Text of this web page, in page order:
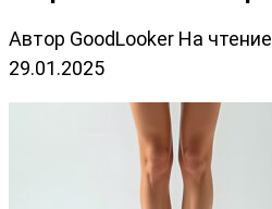
Автор GoodLooker На чтение
29.01.2025